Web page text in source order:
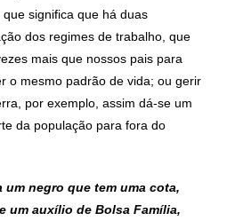
significa que há duas
dos regimes de trabalho, que
mais que nossos pais para
o mesmo padrão de vida; ou gerir
por exemplo, assim dá-se um
da população para fora do
um negro que tem uma cota,
um auxílio de Bolsa Família,